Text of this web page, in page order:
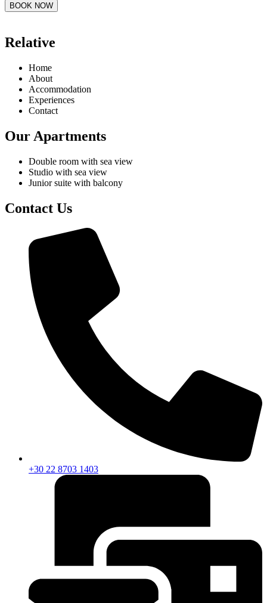
BOOK NOW
Relative
Home
About
Accommodation
Experiences
Contact
Our Apartments
Double room with sea view
Studio with sea view
Junior suite with balcony
Contact Us
+30 22 8703 1403